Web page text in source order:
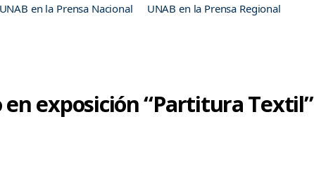
UNAB en la Prensa Nacional UNAB en la Prensa Regional
exposición “Partitura Textil”